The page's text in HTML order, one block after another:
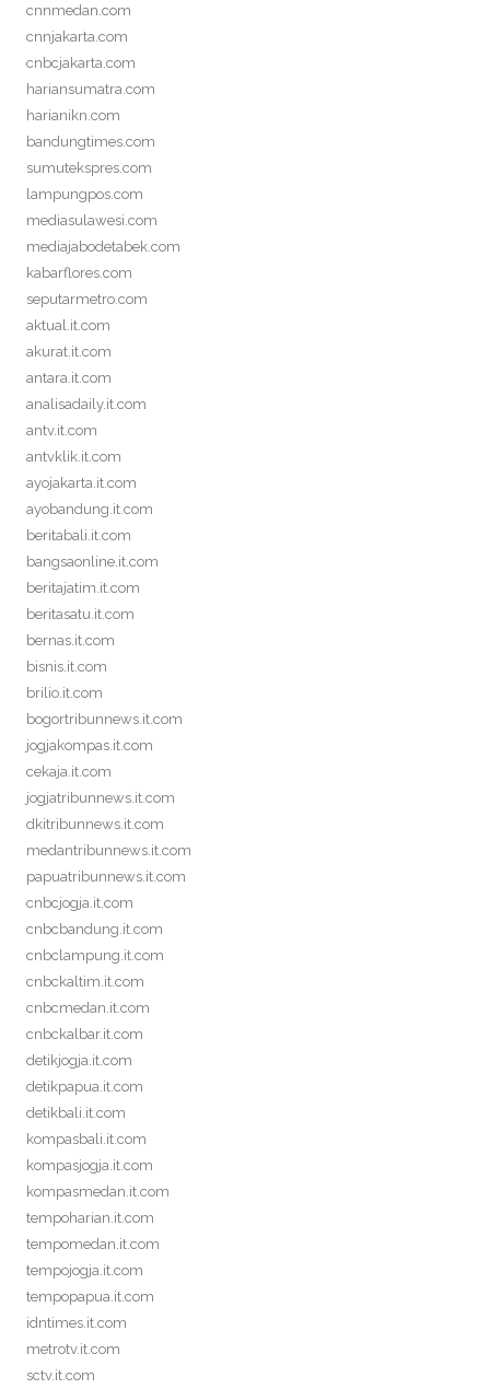
cnnmedan.com
cnnjakarta.com
cnbcjakarta.com
hariansumatra.com
harianikn.com
bandungtimes.com
sumutekspres.com
lampungpos.com
mediasulawesi.com
mediajabodetabek.com
kabarflores.com
seputarmetro.com
aktual.it.com
akurat.it.com
antara.it.com
analisadaily.it.com
antv.it.com
antvklik.it.com
ayojakarta.it.com
ayobandung.it.com
beritabali.it.com
bangsaonline.it.com
beritajatim.it.com
beritasatu.it.com
bernas.it.com
bisnis.it.com
brilio.it.com
bogortribunnews.it.com
jogjakompas.it.com
cekaja.it.com
jogjatribunnews.it.com
dkitribunnews.it.com
medantribunnews.it.com
papuatribunnews.it.com
cnbcjogja.it.com
cnbcbandung.it.com
cnbclampung.it.com
cnbckaltim.it.com
cnbcmedan.it.com
cnbckalbar.it.com
detikjogja.it.com
detikpapua.it.com
detikbali.it.com
kompasbali.it.com
kompasjogja.it.com
kompasmedan.it.com
tempoharian.it.com
tempomedan.it.com
tempojogja.it.com
tempopapua.it.com
idntimes.it.com
metrotv.it.com
sctv.it.com